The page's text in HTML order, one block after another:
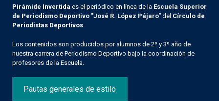
Pirámide Invertida es el periódico en línea de la Escuela Superior
de Periodismo Deportivo "José R. López Pájaro" del Círculo de
Periodistas Deportivos
Los contenidos son producidos por alumnos de 2º y 3º año de
nuestra carrera de Periodismo Deportivo bajo la coordinación de
profesores de la Escuela.
Pautas generales de estilo